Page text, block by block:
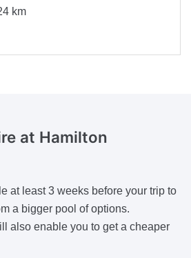
km
at Hamilton
at least 3 weeks before your trip to
a bigger pool of options.
also enable you to get a cheaper